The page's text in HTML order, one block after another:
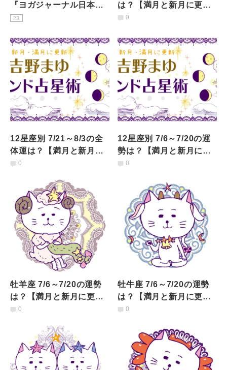
『ヨガジャーナル日本
版』予約購読のご案内
PR
は？【満月と新月に更
新！インド占星術】
0
12星座別 7/21～8/3の全
体運は？【満月と新月に
更新！インド占星術】
0
12星座別 7/6～7/20の運
勢は？【満月と新月に更
新！インド占星術】
0
牡羊座 7/6～7/20の運勢
は？【満月と新月に更
新！インド占星術】
0
牡牛座 7/6～7/20の運勢
は？【満月と新月に更
新！インド占星術】
0